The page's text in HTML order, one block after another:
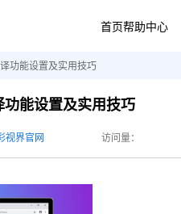
首页帮助中心
功能设置及实用技巧
功能设置及实用技巧
视界官网 访问量：